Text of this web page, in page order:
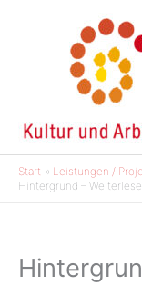
Start Leistungen /
Hintergrund –